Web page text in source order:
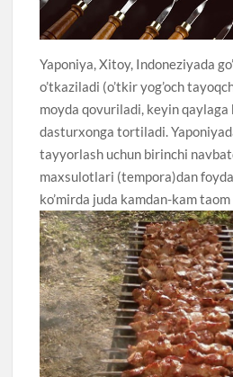
Yaponiya, Xitoy, Indoneziyada
o’tkaziladi (o’tkir yog’och
moyda qovuriladi, keyin
dasturxonga tortiladi.
tayyorlash uchun birinchi
maxsulotlari (tempora)dan
ko’mirda juda kamdan-kam